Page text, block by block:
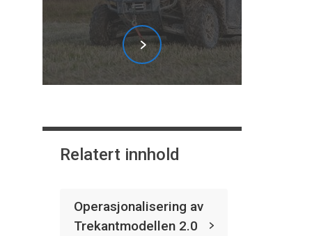
Relatert innhold
Operasjonalisering av
Trekantmodellen 2.0